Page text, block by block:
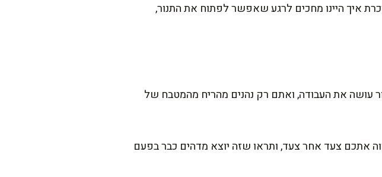
איך היינו מחכים לרגע שאפשר לפתוח את התנור,
עושה את העבודה, ואתם רק נהנים מהריח מהמטבח של
אתכם צעד אחר צעד, ותראו שזה יוצא מדהים כבר בפעם